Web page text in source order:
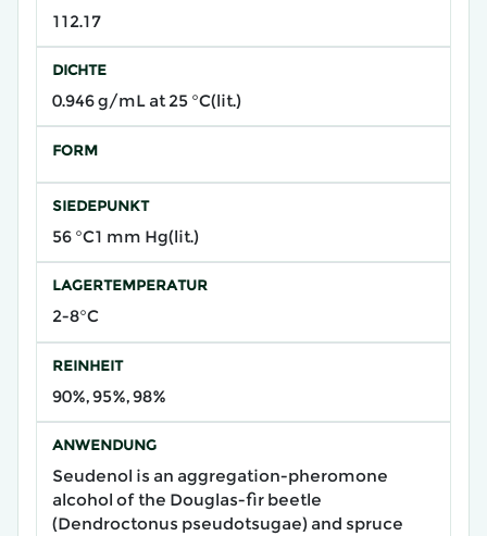
112.17
DICHTE
0.946 g/mL at 25 °C(lit.)
FORM
SIEDEPUNKT
56 °C1 mm Hg(lit.)
LAGERTEMPERATUR
2-8°C
REINHEIT
90%, 95%, 98%
ANWENDUNG
Seudenol is an aggregation-pheromone
alcohol of the Douglas-fir beetle
(Dendroctonus pseudotsugae) and spruce